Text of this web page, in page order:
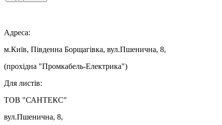
Адреса:
м.Київ, Південна Борщагівка, вул.Пшенична, 8,
(прохідна "Промкабель-Електрика")
Для листів:
ТОВ "САНТЕКС"
вул.Пшенична, 8,